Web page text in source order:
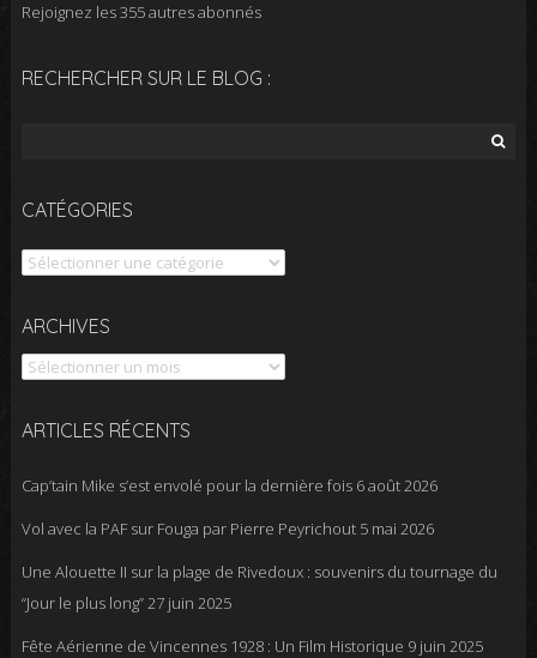
Rejoignez les 355 autres abonnés
RECHERCHER SUR LE BLOG :
CATÉGORIES
Catégories
ARCHIVES
Archives
ARTICLES RÉCENTS
Cap’tain Mike s’est envolé pour la dernière fois 6 août 2026
Vol avec la PAF sur Fouga par Pierre Peyrichout 5 mai 2026
Une Alouette II sur la plage de Rivedoux : souvenirs du tournage du
“Jour le plus long”27 juin 2025
Fête Aérienne de Vincennes 1928 : Un Film Historique 9 juin 2025